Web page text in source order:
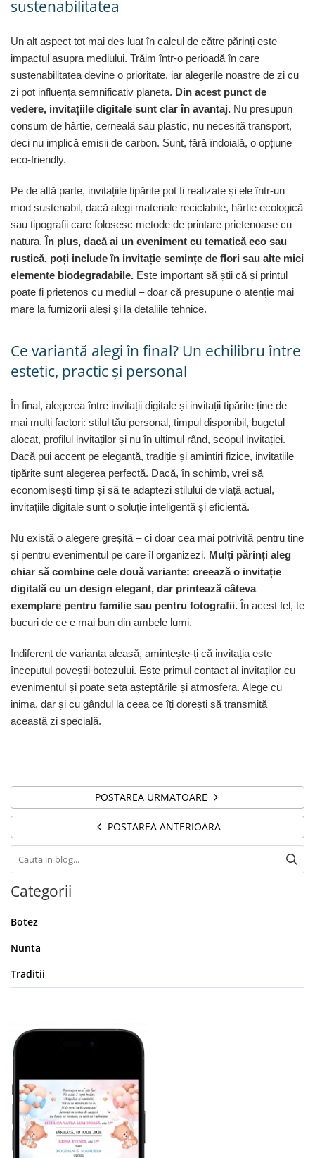
sustenabilitatea
Un alt aspect tot mai des luat în calcul de către părinți este
impactul asupra mediului. Trăim într-o perioadă în care
sustenabilitatea devine o prioritate, iar alegerile noastre de zi cu
zi pot influența semnificativ planeta. Din acest punct de
vedere, invitațiile digitale sunt clar în avantaj. Nu presupun
consum de hârtie, cerneală sau plastic, nu necesită transport,
deci nu implică emisii de carbon. Sunt, fără îndoială, o opțiune
eco-friendly.
Pe de altă parte, invitațiile tipărite pot fi realizate și ele într-un
mod sustenabil, dacă alegi materiale reciclabile, hârtie ecologică
sau tipografii care folosesc metode de printare prietenoase cu
natura. În plus, dacă ai un eveniment cu tematică eco sau
rustică, poți include în invitație semințe de flori sau alte mici
elemente biodegradabile. Este important să știi că și printul
poate fi prietenos cu mediul – doar că presupune o atenție mai
mare la furnizorii aleși și la detaliile tehnice.
Ce variantă alegi în final? Un echilibru între
estetic, practic și personal
În final, alegerea între invitații digitale și invitații tipărite ține de
mai mulți factori: stilul tău personal, timpul disponibil, bugetul
alocat, profilul invitaților și nu în ultimul rând, scopul invitației.
Dacă pui accent pe eleganță, tradiție și amintiri fizice, invitațiile
tipărite sunt alegerea perfectă. Dacă, în schimb, vrei să
economisești timp și să te adaptezi stilului de viață actual,
invitațiile digitale sunt o soluție inteligentă și eficientă.
Nu există o alegere greșită – ci doar cea mai potrivită pentru tine
și pentru evenimentul pe care îl organizezi. Mulți părinți aleg
chiar să combine cele două variante: creează o invitație
digitală cu un design elegant, dar printează câteva
exemplare pentru familie sau pentru fotografii. În acest fel, te
bucuri de ce e mai bun din ambele lumi.
Indiferent de varianta aleasă, amintește-ți că invitația este
începutul poveștii botezului. Este primul contact al invitaților cu
evenimentul și poate seta așteptările și atmosfera. Alege cu
inima, dar și cu gândul la ceea ce îți dorești să transmită
această zi specială.
POSTAREA URMATOARE
POSTAREA ANTERIOARA
Categorii
Botez
Nunta
Traditii